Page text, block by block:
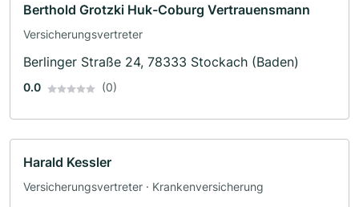
Berthold Grotzki Huk-Coburg Vertrauensmann
Versicherungsvertreter
Berlinger Straße 24, 78333 Stockach (Baden)
0.0 (0)
Harald Kessler
Versicherungsvertreter · Krankenversicherung